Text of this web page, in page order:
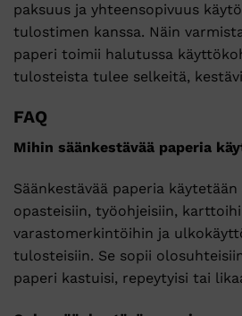
paksuus ja yhteensopivuus
tulostimen kanssa. Näin
paperi toimii halutussa
tulosteista tulee selkeitä,
FAQ
Mihin säänkestävää paperia
Säänkestävää paperia
opasteisiin, työohjeisiin,
varastomerkintöihin ja
tulosteisiin. Se sopii
paperi kastuisi, repeytyisi tai